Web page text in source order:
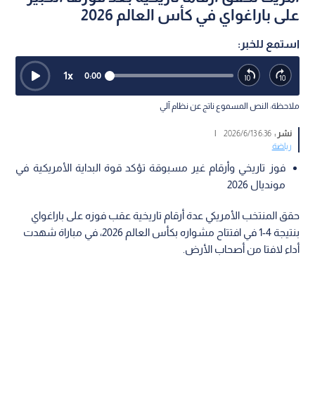
على باراغواي في كأس العالم 2026
استمع للخبر:
0:00
1x
ملاحظة: النص المسموع ناتج عن نظام آلي
نشر :6:36 2026/6/13
|
رياضة
فوز تاريخي وأرقام غير مسبوقة تؤكد قوة البداية الأمريكية في
مونديال 2026
حقق المنتخب الأمريكي عدة أرقام تاريخية عقب فوزه على باراغواي
بنتيجة 4-1 في افتتاح مشواره بكأس العالم 2026، في مباراة شهدت
أداء لافتا من أصحاب الأرض.